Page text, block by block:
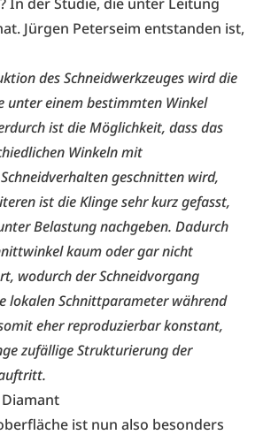
Jürgen Peterseim entstanden ist,
des Schneidwerkzeuges wird die
unter einem bestimmten Winkel
ist die Möglichkeit, dass das
Winkeln mit
geschnitten wird,
ist die Klinge sehr kurz gefasst,
Belastung nachgeben. Dadurch
kaum oder gar nicht
wodurch der Schneidvorgang
lokalen Schnittparameter während
eher reproduzierbar konstant,
zufällige Strukturierung der
ist nun also besonders